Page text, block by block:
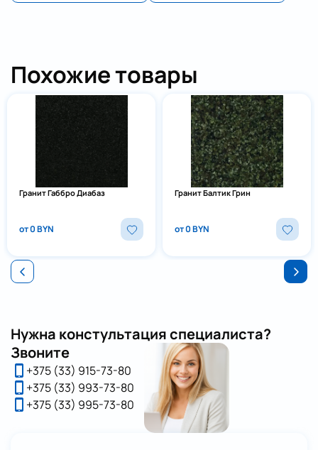
Похожие товары
Гранит Габбро Диабаз
от 0 BYN
Гранит Балтик Грин
от 0 BYN
Нужна констультация специалиста?
Звоните
+375 (33) 915-73-80
+375 (33) 993-73-80
+375 (33) 995-73-80
Отправить